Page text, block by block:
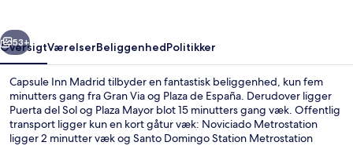
Næste
53+
OversigtVærelserBeliggenhedPolitikker
Capsule Inn Madrid tilbyder en fantastisk beliggenhed, kun fem
minutters gang fra Gran Via og Plaza de España. Derudover ligger
Puerta del Sol og Plaza Mayor blot 15 minutters gang væk. Offentlig
transport ligger kun en kort gåtur væk: Noviciado Metrostation
ligger 2 minutter væk og Santo Domingo Station Metrostation